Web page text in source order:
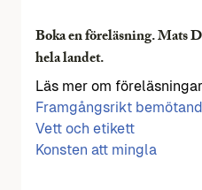
Boka en föreläsning. Mats
hela landet.
Läs mer om
Framgångsrikt
Vett och etikett
Konsten att mingla